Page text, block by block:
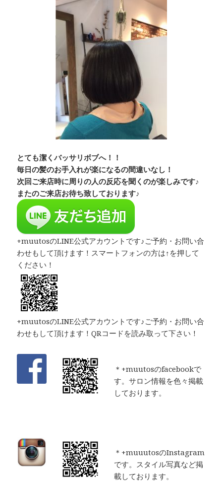
とても潔くバッサリボブへ！！
毎日の髪のお手入れが楽になるの間違いなし！
次回ご来店時に周りの人の反応を聞くのが楽しみです♪
またのご来店お待ち致しております♪
+muutosのLINE公式アカウントです♪ご予約・お問い合
わせもして頂けます！スマートフォンの方は↑を押して
ください！
+muutosのLINE公式アカウントです♪ご予約・お問い合
わせもして頂けます！QRコードを読み取って下さい！
＊+muutosのfacebookで
す。サロン情報を色々掲載
しております。
＊+muuutosのInstagram
です。スタイル写真など掲
載しております。